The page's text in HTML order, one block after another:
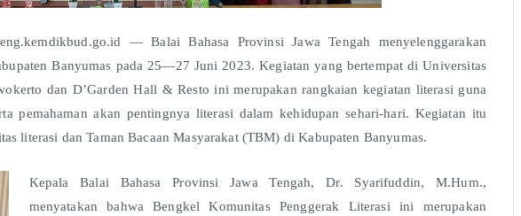
— Balai Bahasa Provinsi Jawa Tengah menyelenggarakan
Banyumas pada 25—27 Juni 2023. Kegiatan yang bertempat di Universitas
dan D’Garden Hall & Resto ini merupakan rangkaian kegiatan literasi guna
pemahaman akan pentingnya literasi dalam kehidupan sehari-hari. Kegiatan itu
literasi dan Taman Bacaan Masyarakat (TBM) di Kabupaten Banyumas.
Kepala Balai Bahasa Provinsi Jawa Tengah, Dr. Syarifuddin, M.Hum.,
menyatakan bahwa Bengkel Komunitas Penggerak Literasi ini merupakan